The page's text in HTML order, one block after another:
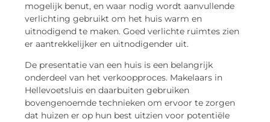
mogelijk benut, en waar nodig wordt aanvullende
verlichting gebruikt om het huis warm en
uitnodigend te maken. Goed verlichte ruimtes zien
er aantrekkelijker en uitnodigender uit.
De presentatie van een huis is een belangrijk
onderdeel van het verkoopproces. Makelaars in
Hellevoetsluis en daarbuiten gebruiken
bovengenoemde technieken om ervoor te zorgen
dat huizen er op hun best uitzien voor potentiële